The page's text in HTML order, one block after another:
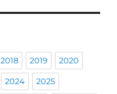
2018 2019 2020
2024 2025